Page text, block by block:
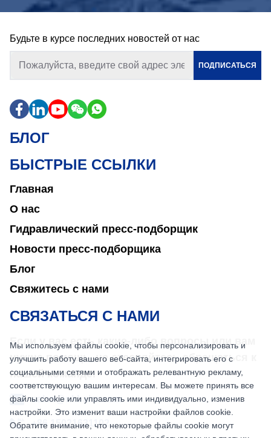
Будьте в курсе последних новостей от нас
ПОДПИСАТЬСЯ
БЛОГ
БЫСТРЫЕ ССЫЛКИ
Главная
О нас
Гидравлический пресс-подборщик
Новости пресс-подборщика
Блог
Свяжитесь с нами
СВЯЗАТЬСЯ С НАМИ
Если у вас есть какие-либо вопросы или вам
нужна помощь, не стесняйтесь обращаться к
нашей команде.
sales@nkbaler.com
+86 15021631102
Мы используем файлы cookie, чтобы персонализировать и
улучшить работу вашего веб-сайта, интегрировать его с
социальными сетями и отображать релевантную рекламу,
соответствующую вашим интересам. Вы можете принять все
файлы cookie или управлять ими индивидуально, изменив
настройки. Это изменит ваши настройки файлов cookie.
Обратите внимание, что некоторые файлы cookie могут